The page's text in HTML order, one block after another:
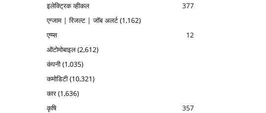
इलेक्ट्रिक व्हीकल
377
एग्जाम | रिजल्ट | जॉब अलर्ट (1,162)
एप्प्स
12
ऑटोमोबाइल(2,612)
कंपनी(1,035)
कमोडिटी(10,321)
कार(1,636)
कृषि
357